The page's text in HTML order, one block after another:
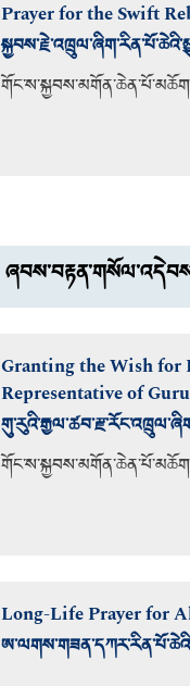
Prayer for the Swift
གོང་ས་སྐྱབས་མགོན་ཆེན་པོ་མཆོག
Granting the Wish for
Representative of
གོང་ས་སྐྱབས་མགོན་ཆེན་པོ་མཆོག
Long-Life Prayer for